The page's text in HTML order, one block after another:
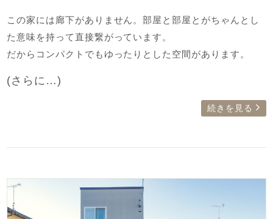
この家には廊下がありません。部屋と部屋とがちゃんとし
た意味を持って直接繋がっています。
だからコンパクトでもゆったりとした空間があります。
(さらに…)
続きを見る